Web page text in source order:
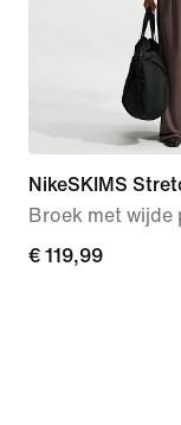
NikeSKIMS
Broek met wijde
€ 119,99
€ 119,99